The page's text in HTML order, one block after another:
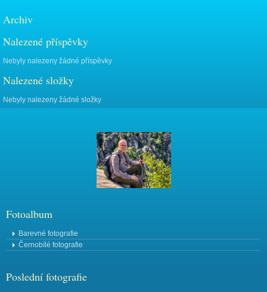
Archiv
Nalezené příspěvky
Nebyly nalezeny žádné příspěvky
Nalezené složky
Nebyly nalezeny žádné složky
Fotoalbum
Barevné fotografie
Černobílé fotografie
Poslední fotografie